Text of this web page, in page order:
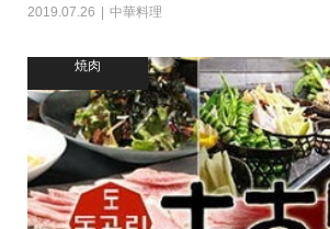
2019.07.26 中華料理
焼肉